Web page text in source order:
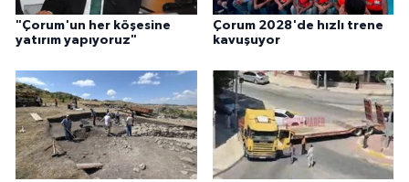
"Çorum'un her köşesine
yatırım yapıyoruz"
Çorum 2028'de hızlı trene
kavuşuyor